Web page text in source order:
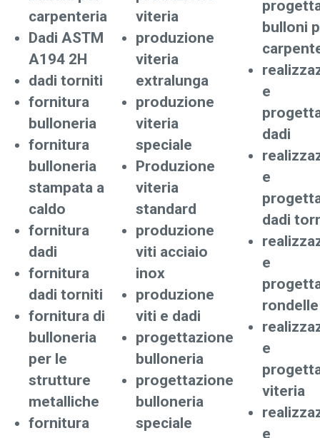
carpenteria
Dadi ASTM
A194 2H
dadi torniti
fornitura
bulloneria
fornitura
bulloneria
stampata a
caldo
fornitura
dadi
fornitura
dadi torniti
fornitura di
bulloneria
per le
strutture
metalliche
fornitura
viteria
produzione
viteria
extralunga
produzione
viteria
speciale
Produzione
viteria
standard
produzione
viti acciaio
inox
produzione
viti e dadi
progettazione
bulloneria
progettazione
bulloneria
speciale
bulloni
e
dadi
e
dadi
e
rondelle
e
viteria
e